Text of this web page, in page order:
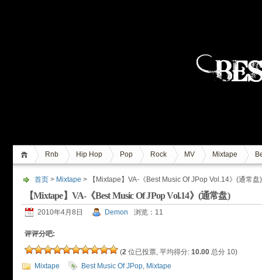
Rnb Hip Hop Pop Rock MV Mixtape
首页 > Mixtape > 【Mixtape】VA-《Best Music Of JPop Vol.14》(通常盘)
【Mixtape】VA-《Best Music Of JPop Vol.14》(通常盘)
2010年4月8日 Demon 浏览：11
评评分吧:
(2 位已投票, 平均得分: 10.00 总分 10)
Mixtape
Best Music Of JPop, Mixtape